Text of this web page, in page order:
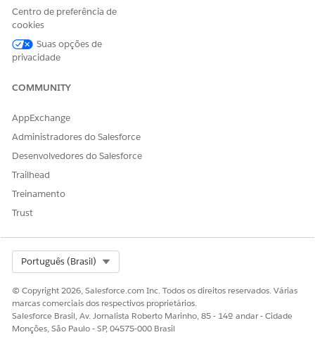
Diga-nos para podermos melhorar!
Centro de preferência de
cookies
Suas opções de
privacidade
COMMUNITY
AppExchange
Administradores do Salesforce
Desenvolvedores do Salesforce
Trailhead
Treinamento
Trust
Português (Brasil)
© Copyright 2026, Salesforce.com Inc. Todos os direitos reservados. Várias
marcas comerciais dos respectivos proprietários.
Salesforce Brasil, Av. Jornalista Roberto Marinho, 85 - 14º andar - Cidade
Monções, São Paulo - SP, 04575-000 Brasil